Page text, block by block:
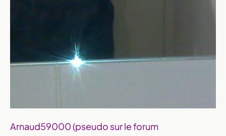
Arnaud59000 (pseudo sur le forum